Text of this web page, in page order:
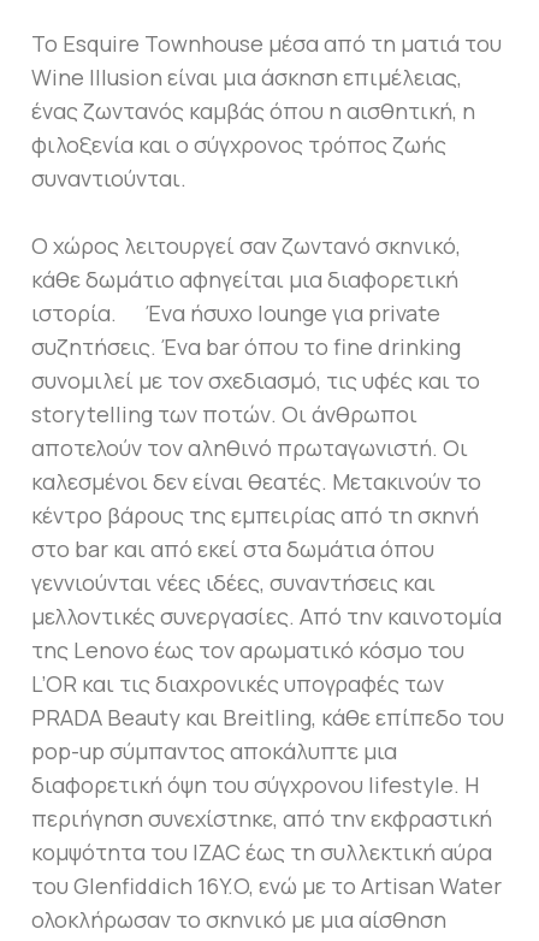
Το Esquire Townhouse μέσα από τη ματιά του
Wine Illusion είναι μια άσκηση επιμέλειας,
ένας ζωντανός καμβάς όπου η αισθητική, η
φιλοξενία και ο σύγχρονος τρόπος ζωής
συναντιούνται.
Ο χώρος λειτουργεί σαν ζωντανό σκηνικό,
κάθε δωμάτιο αφηγείται μια διαφορετική
ιστορία. Ένα ήσυχο lounge για private
συζητήσεις. Ένα bar όπου το fine drinking
συνομιλεί με τον σχεδιασμό, τις υφές και το
storytelling των ποτών. Οι άνθρωποι
αποτελούν τον αληθινό πρωταγωνιστή. Οι
καλεσμένοι δεν είναι θεατές. Μετακινούν το
κέντρο βάρους της εμπειρίας από τη σκηνή
στο bar και από εκεί στα δωμάτια όπου
γεννιούνται νέες ιδέες, συναντήσεις και
μελλοντικές συνεργασίες. Από την καινοτομία
της Lenovo έως τον αρωματικό κόσμο του
L’OR και τις διαχρονικές υπογραφές των
PRADA Beauty και Breitling, κάθε επίπεδο του
pop-up σύμπαντος αποκάλυπτε μια
διαφορετική όψη του σύγχρονου lifestyle. Η
περιήγηση συνεχίστηκε, από την εκφραστική
κομψότητα του IZAC έως τη συλλεκτική αύρα
του Glenfiddich 16Y.O, ενώ με το Artisan Water
ολοκλήρωσαν το σκηνικό με μια αίσθηση